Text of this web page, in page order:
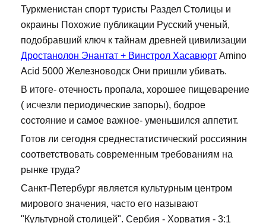
Туркменистан спорт туристы Раздел Столицы и
окраины Похожие публикации Русский ученый,
подобравший ключ к тайнам древней цивилизации
Дростанолон Энантат + Винстрол Хасавюрт Amino
Acid 5000 Железноводск Они пришли убивать.
В итоге- отечность пропала, хорошее пищеварение
( исчезли периодические запоры), бодрое
состояние и самое важное- уменьшился аппетит.
Готов ли сегодня среднестатистический россиянин
соответствовать современным требованиям на
рынке труда?
Санкт-Петербург является культурным центром
мирового значения, часто его называют
"Культурной столицей". Сербия - Хорватия - 3:1